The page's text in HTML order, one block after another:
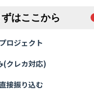
ずはここから
ロジェクト
(クレカ対応)
接振り込む